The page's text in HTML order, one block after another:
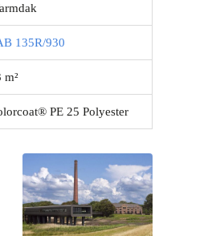
135R/930
m²
PE 25 Polyester